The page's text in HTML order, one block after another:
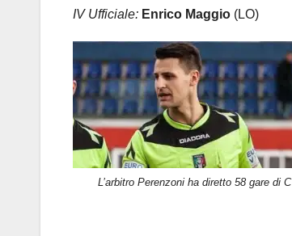
IV Ufficiale: Enrico Maggio (LO)
L’arbitro Perenzoni ha diretto 58 gare di C